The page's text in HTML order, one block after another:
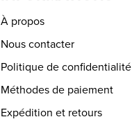
À propos
Nous contacter
Politique de confidentialité
Méthodes de paiement
Expédition et retours